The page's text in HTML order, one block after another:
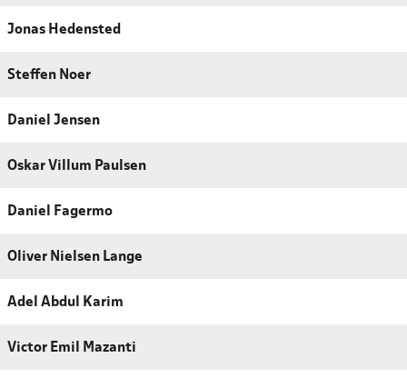
Jonas Hedensted
Steffen Noer
Daniel Jensen
Oskar Villum Paulsen
Daniel Fagermo
Oliver Nielsen Lange
Adel Abdul Karim
Victor Emil Mazanti